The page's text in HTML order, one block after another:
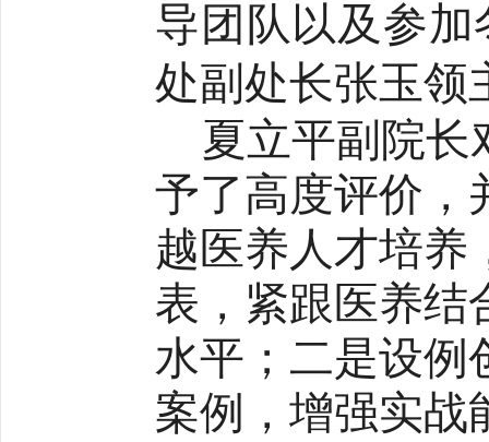
导团队以及参
处副处长张玉领
夏立平副院长
予了高度评价，
越医养人才培养
表，紧跟医养结
水平；二是设例
案例，增强实战